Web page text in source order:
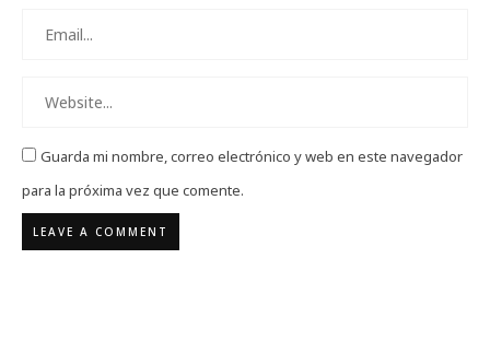
Guarda mi nombre, correo electrónico y web en este navegador
para la próxima vez que comente.